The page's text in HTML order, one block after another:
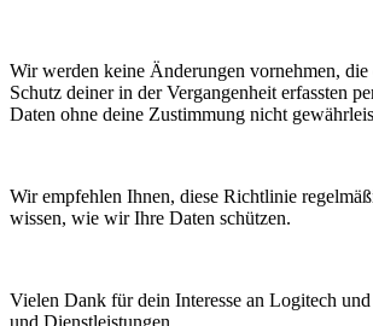
Wir werden keine Änderungen vornehmen, die
Schutz deiner in der Vergangenheit erfassten
Daten ohne deine Zustimmung nicht
Wir empfehlen Ihnen, diese Richtlinie
wissen, wie wir Ihre Daten schützen.
Vielen Dank für dein Interesse an Logitech
und Dienstleistungen.